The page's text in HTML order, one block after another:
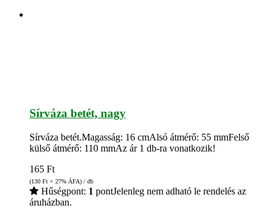
Sírváza betét, nagy
Sírváza betét.Magasság: 16 cmAlsó átmérő: 55 mmFelső
külső átmérő: 110 mmAz ár 1 db-ra vonatkozik!
165 Ft
(130 Ft + 27% ÁFA) / db
Hűségpont: 1 pontJelenleg nem adható le rendelés az
áruházban.